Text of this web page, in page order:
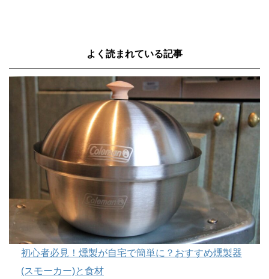
よく読まれている記事
初心者必見！燻製が自宅で簡単に？おすすめ燻製器
(スモーカー)と食材